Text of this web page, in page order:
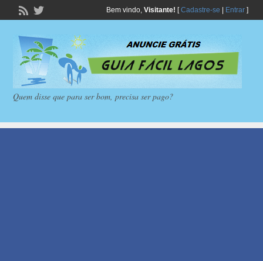
Bem vindo, Visitante! [Cadastre-se Entrar]
Quem disse que para ser bom, precisa ser pago?